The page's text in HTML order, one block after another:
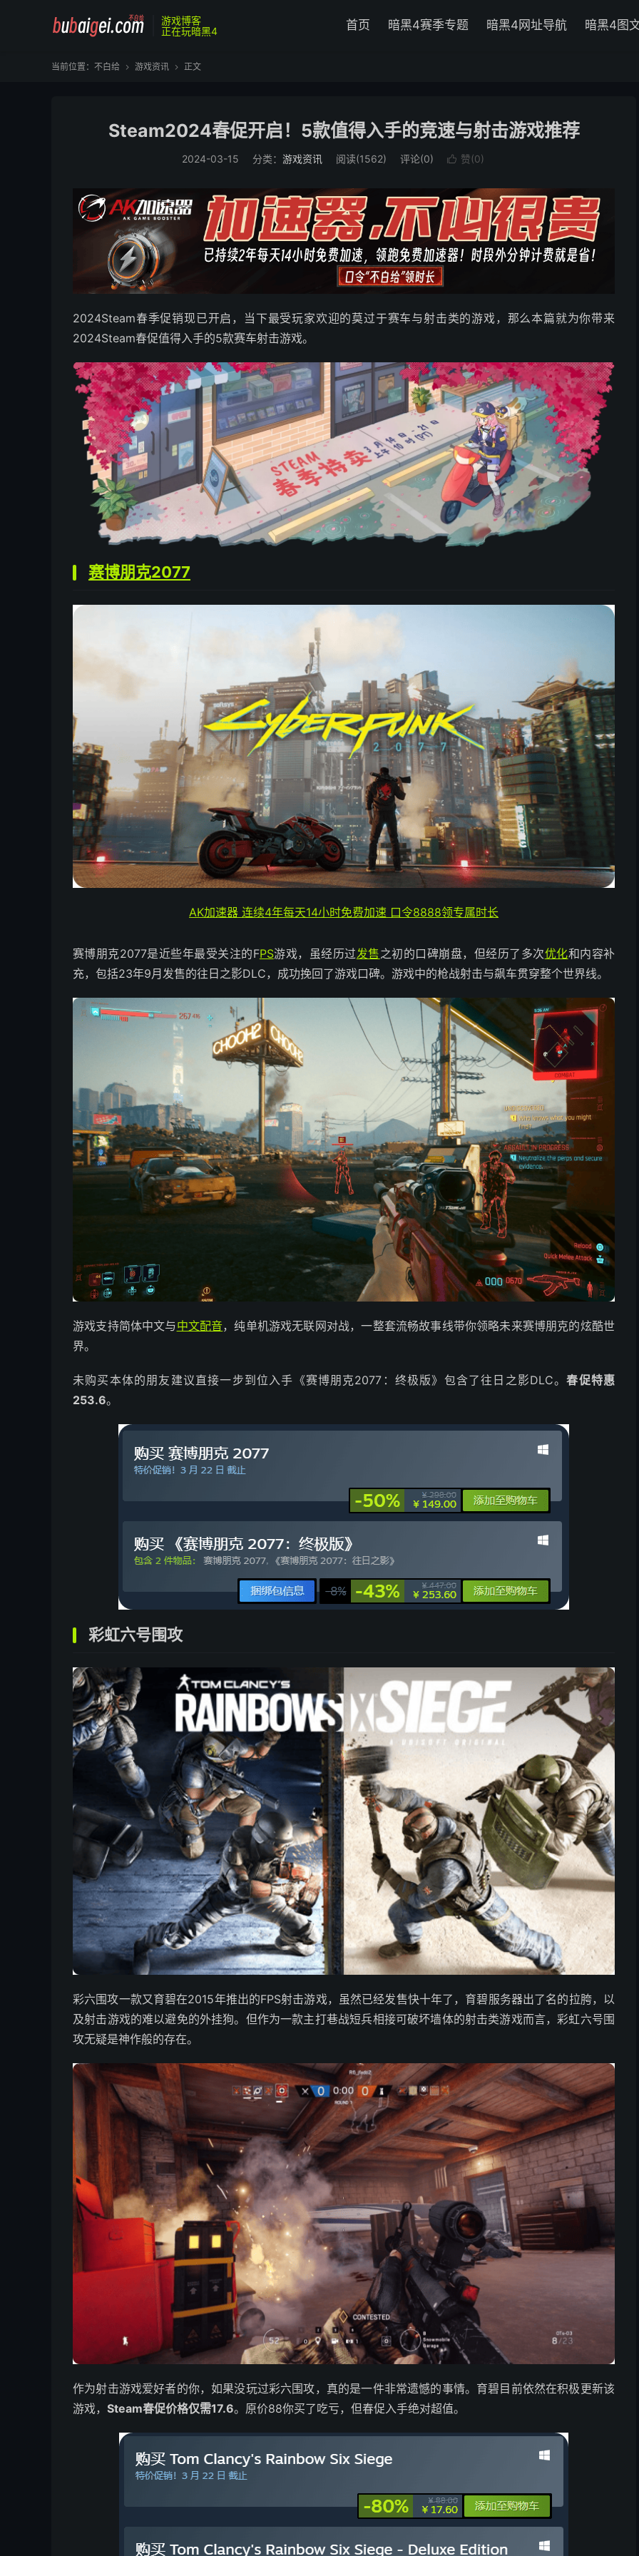
游戏博客
正在玩暗黑4
首页 暗黑4赛季专题 暗黑4网址导航 暗黑4图
当前位置： 不白给  游戏资讯  正文
Steam2024春促开启！5款值得入手的竞速与射击游戏推荐
2024-03-15 分类： 游戏资讯 阅读(1562) 评论(0)  赞(0)
2024Steam春季促销现已开启，当下最受玩家欢迎的莫过于赛车与射击类的游戏，那么本篇就为你带来
2024Steam春促值得入手的5款赛车射击游戏。
赛博朋克2077
AK加速器 连续4年每天14小时免费加速 口令8888领专属时长
赛博朋克2077是近些年最受关注的FPS游戏，虽经历过发售之初的口碑崩盘，但经历了多次优化和内容补
充，包括23年9月发售的往日之影DLC，成功挽回了游戏口碑。游戏中的枪战射击与飙车贯穿整个世界线。
游戏支持简体中文与中文配音，纯单机游戏无联网对战，一整套流畅故事线带你领略未来赛博朋克的炫酷世
界。
未购买本体的朋友建议直接一步到位入手《赛博朋克2077：终极版》包含了往日之影DLC。春促特惠
253.6。
彩虹六号围攻
彩六围攻一款又育碧在2015年推出的FPS射击游戏，虽然已经发售快十年了，育碧服务器出了名的拉胯，以
及射击游戏的难以避免的外挂狗。但作为一款主打巷战短兵相接可破坏墙体的射击类游戏而言，彩虹六号围
攻无疑是神作般的存在。
作为射击游戏爱好者的你，如果没玩过彩六围攻，真的是一件非常遗憾的事情。育碧目前依然在积极更新该
游戏， Steam春促价格仅需17.6。原价88你买了吃亏，但春促入手绝对超值。